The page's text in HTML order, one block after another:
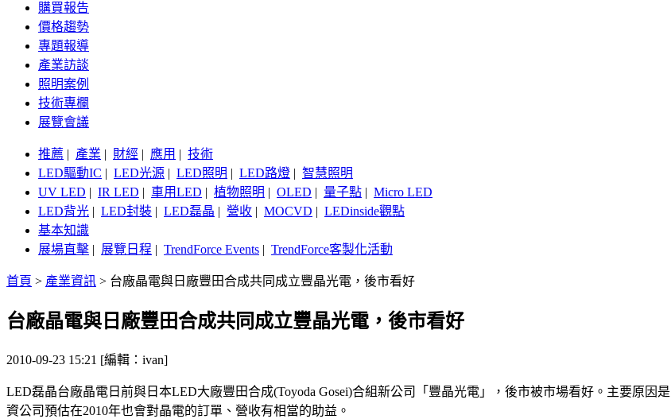
購買報告
價格趨勢
專題報導
產業訪談
照明案例
技術專欄
展覽會議
推薦 | 產業 | 財經 | 應用 | 技術
LED驅動IC | LED光源 | LED照明 | LED路燈 | 智慧照明
UV LED | IR LED | 車用LED | 植物照明 | OLED | 量子點 | Micro LED
LED背光 | LED封裝 | LED磊晶 | 營收 | MOCVD | LEDinside觀點
基本知識
展場直擊 | 展覽日程 | TrendForce Events | TrendForce客製化活動
首頁 > 產業資訊 > 台廠晶電與日廠豐田合成共同成立豐晶光電，後市看好
台廠晶電與日廠豐田合成共同成立豐晶光電，後市看好
2010-09-23 15:21 [編輯：ivan]
LED磊晶台廠晶電日前與日本LED大廠豐田合成(Toyoda Gosei)合組新公司「豐晶光電」，後市被市場看好。主要原
資公司預估在2010年也會對晶電的訂單、營收有相當的助益。